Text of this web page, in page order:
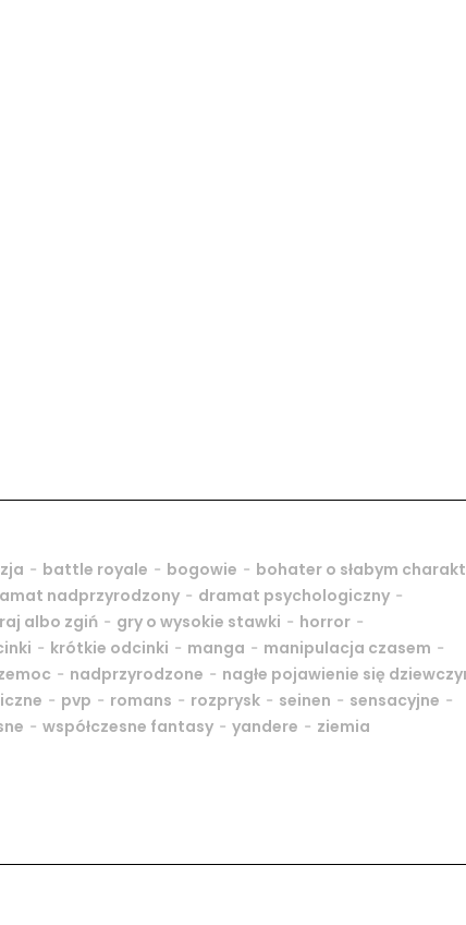
- battle royale - bogowie - bohater o słabym
nadprzyrodzony - dramat psychologiczny -
albo zgiń - gry o wysokie stawki - horror -
- krótkie odcinki - manga - manipulacja czasem -
- nadprzyrodzone - nagłe pojawienie się
- pvp - romans - rozprysk - seinen - sensacyjne -
- współczesne fantasy - yandere - ziemia